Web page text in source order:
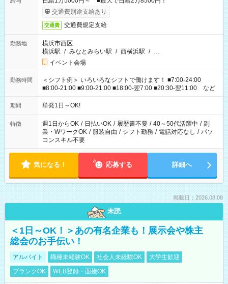
交通費別途支給あり
交通費 交通費規定支給
勤務地
横浜市西区
横浜駅 / みなとみらい駅 / 西横浜駅 / …
イベント会場
勤務時間
＜シフト例＞ いろいろなシフトで働けます！ ■7:00-24:00
■8:00-21:00 ■9:00-21:00 ■18:00-翌7:00 ■20:30-翌11:00 など
期間 単発1日～OK!
特徴 週1日からOK / 日払いOK / 履歴書不要 / 40～50代活躍中 / 副
業・WワークOK / 服装自由 / シフト勤務 / 電話対応なし / パソ
コンスキル不要
気になる！ 応募する 詳細へ
掲載日：2026.08.08
未読
＜1日～OK！＞あの有名企業も！展示会や株主
総会のお手伝い！
アルバイト 職種未経験OK 社会人未経験OK
大学生歓迎
ブランクOK
WEB登録・面接OK